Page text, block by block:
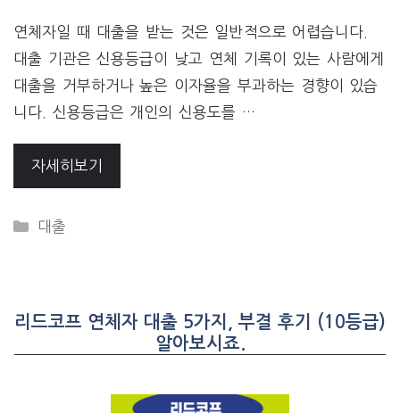
연체자일 때 대출을 받는 것은 일반적으로 어렵습니다.
대출 기관은 신용등급이 낮고 연체 기록이 있는 사람에게
대출을 거부하거나 높은 이자율을 부과하는 경향이 있습
니다. 신용등급은 개인의 신용도를 …
자세히보기
CATEGORIES
대출
리드코프 연체자 대출 5가지, 부결 후기 (10등급)
알아보시죠.